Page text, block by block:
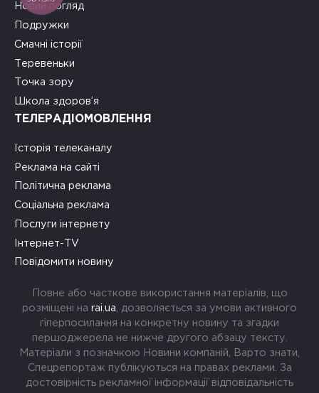
Новий погляд
Подружки
Смачні історії
Теревеньки
Точка зору
Школа здоров’я
ТЕЛЕРАДІОМОВЛЕННЯ
Історія телеканалу
Реклама на сайті
Політична реклама
Соціальна реклама
Послуги інтернету
Інтернет-TV
Повідомити новину
Повне або часткове використання матеріалів, що
розміщені на rai.ua , дозволяється за умови активного
гіперпосилання на конкретну новину та згадки
першоджерела не нижче другого абзацу тексту.
Матеріали з позначкою Новини компаній, Варто знати,
Спецрепортаж публікуються на правах реклами. За
достовірність рекламної інформації відповідальність